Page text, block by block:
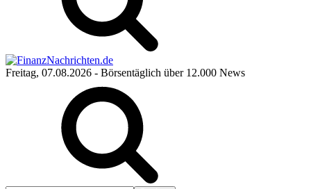
Freitag, 07.08.2026 - Börsentäglich über 12.000 News